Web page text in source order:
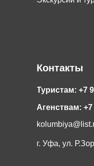
Контакты
Туристам: +7
Агенствам: +7
г. Уфа, ул.